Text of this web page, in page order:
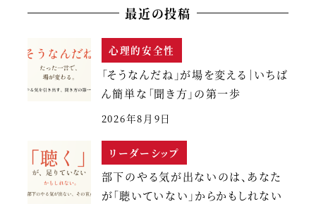
最近の投稿
心理的安全性
「そうなんだね」が場を変える｜いちば
ん簡単な「聞き方」の第一歩
2026年8月9日
リーダーシップ
部下のやる気が出ないのは、あなた
が「聴いていない」からかもしれない